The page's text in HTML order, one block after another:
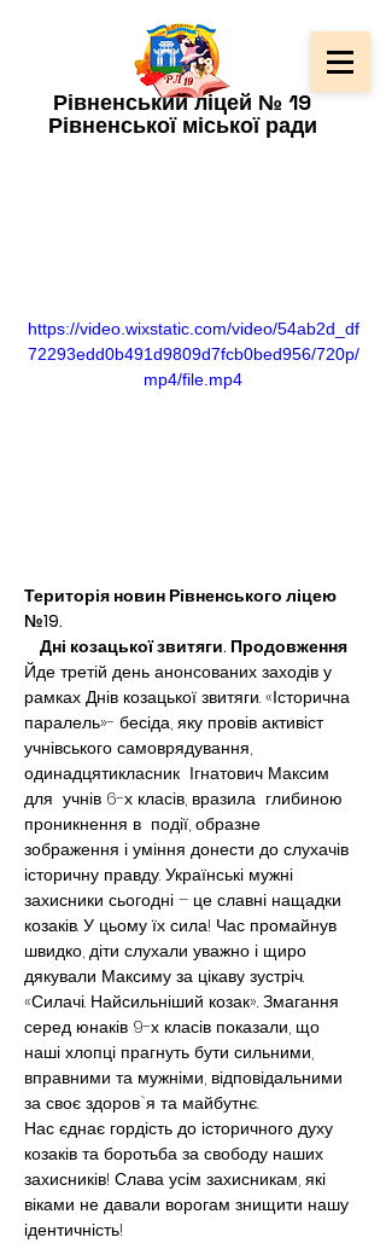
Рівненський ліцей № 19
Рівненської міської ради
https://video.wixstatic.com/video/54ab2d_df
72293edd0b491d9809d7fcb0bed956/720p/
mp4/file.mp4
Територія новин Рівненського ліцею
№19.
Дні козацької звитяги. Продовження
Йде третій день анонсованих заходів у
рамках Днів козацької звитяги. «Історична
паралель»- бесіда, яку провів активіст
учнівського самоврядування,
одинадцятикласник  Ігнатович Максим
для  учнів 6-х класів, вразила  глибиною
проникнення в  події, образне
зображення і уміння донести до слухачів
історичну правду. Українські мужні
захисники сьогодні – це славні нащадки
козаків. У цьому їх сила! Час промайнув
швидко, діти слухали уважно і щиро
дякували Максиму за цікаву зустріч.
«Силачі. Найсильніший козак». Змагання
серед юнаків 9-х класів показали, що
наші хлопці прагнуть бути сильними,
вправними та мужніми, відповідальними
за своє здоров`я та майбутнє.
Нас єднає гордість до історичного духу
козаків та боротьба за свободу наших
захисників! Слава усім захисникам, які
віками не давали ворогам знищити нашу
ідентичність!